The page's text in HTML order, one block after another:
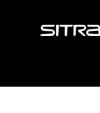
Sitra